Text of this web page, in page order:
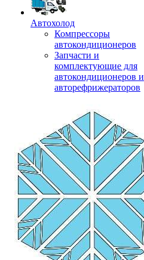
Автохолод
Компрессоры
автокондиционеров
Запчасти и
комплектующие для
автокондиционеров и
авторефрижераторов